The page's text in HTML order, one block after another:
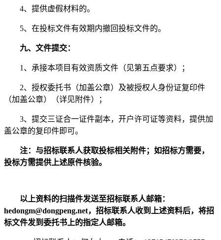
4、提供虚假材料的。
5、在投标文件有效期内撤回投标文件的。
九、文件提交：
1、承接本项目有效资质文件（见第五点要求）；
2、授权委托书（加盖公章）及被授权人身份证复印件
（加盖公章）（详见附件）；
3、提交三证合一证件副本，开户许可证等资料，提供加
盖公章的复印件即可。
注： 与招标联系人获取投标相关附件；如招标方需要，
投标方需提供上述原件核验。
以上资料的扫描件发送至招标联系人邮箱：
hedongm@dongpeng.net，招标联系人收到上述资料后，将招
标文件发到委托书上的指定人邮箱。